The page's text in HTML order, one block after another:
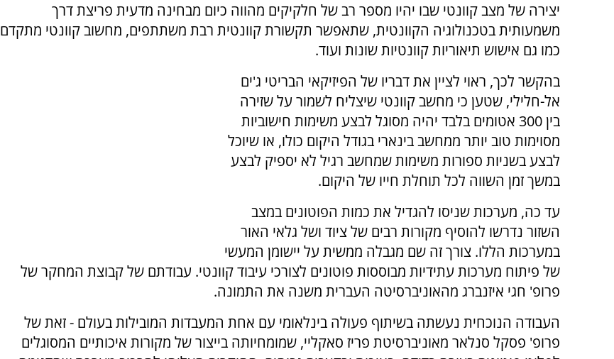
יצירה של מצב קוונטי שבו יהיו מספר רב של חלקיקים מהווה כיום מבחינה מדעית פריצת דרך
משמעותית בטכנולוגיה הקוונטית, שתאפשר תקשורת קוונטית רבת משתתפים, מחשוב קוונטי מתקדם
כמו גם אישוש תיאוריות קוונטיות שונות ועוד.
בהקשר לכך, ראוי לציין את דבריו של הפיזיקאי הבריטי ג'ים
אל-חלילי, שטען כי מחשב קוונטי שיצליח לשמור על שזירה
בין 300 אטומים בלבד יהיה מסוגל לבצע משימות חישוביות
מסוימות טוב יותר ממחשב בינארי בגודל היקום כולו, או שיוכל
לבצע בשניות ספורות משימות שמחשב רגיל לא יספיק לבצע
במשך זמן השווה לכל תוחלת חייו של היקום.
עד כה, מערכות שניסו להגדיל את כמות הפוטונים במצב
השזור נדרשו להוסיף מקורות רבים של ציוד ושל גלאי האור
במערכות הללו. צורך זה שם מגבלה ממשית על יישומן המעשי
של פיתוח מערכות עתידיות מבוססות פוטונים לצורכי עיבוד קוונטי. עבודתם של קבוצת המחקר של
פרופ' חגי איזנברג מהאוניברסיטה העברית משנה את התמונה.
העבודה הנוכחית נעשתה בשיתוף פעולה בינלאומי עם אחת המעבדות המובילות בעולם - זאת של
פרופ' פסקל סנלאר מאוניברסיטת פריז סאקליי, שמומחיותה בייצור של מקורות איכותיים המסוגלים